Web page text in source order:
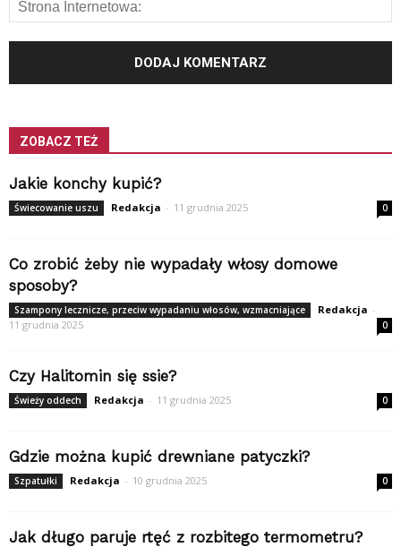
ZOBACZ TEŻ
Jakie konchy kupić?
Świecowanie uszu Redakcja - 11 grudnia 2025 0
Co zrobić żeby nie wypadały włosy domowe
sposoby?
Szampony lecznicze, przeciw wypadaniu włosów, wzmacniające Redakcja -
11 grudnia 2025
0
Czy Halitomin się ssie?
Świeży oddech Redakcja - 11 grudnia 2025 0
Gdzie można kupić drewniane patyczki?
Szpatułki Redakcja - 10 grudnia 2025 0
Jak długo paruje rtęć z rozbitego termometru?